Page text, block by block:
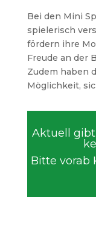
Bei den Mini
spielerisch
fördern ihre
Freude an der
Zudem haben
Möglichkeit,
Aktuell
Bitte vorab